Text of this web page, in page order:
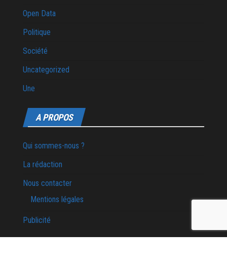
Open Data
Politique
Société
Uncategorized
Une
A PROPOS
Qui sommes-nous ?
La rédaction
Nous contacter
Mentions légales
Publicité